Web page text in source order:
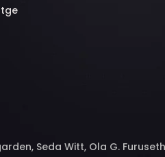
Seda Witt, Ola G.